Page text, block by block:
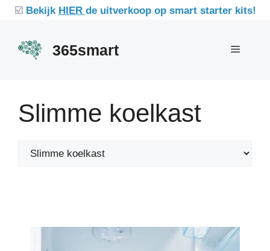
inhoud
☑️ Bekijk HIER de uitverkoop op smart starter kits!
365smart Menu
Slimme koelkast
Categorieën